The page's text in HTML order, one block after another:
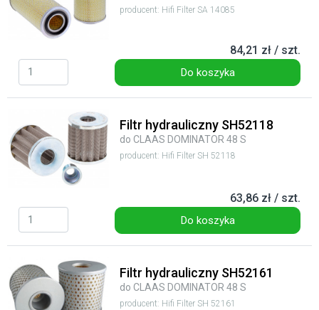
producent: Hifi Filter SA 14085
84,21 zł / szt.
Do koszyka
Filtr hydrauliczny SH52118
do CLAAS DOMINATOR 48 S
producent: Hifi Filter SH 52118
63,86 zł / szt.
Do koszyka
Filtr hydrauliczny SH52161
do CLAAS DOMINATOR 48 S
producent: Hifi Filter SH 52161